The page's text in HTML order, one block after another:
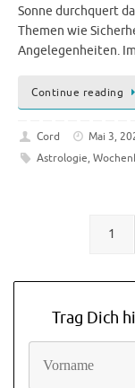
Sonne durchquert
Themen wie
Angelegenheiten.
Continue reading
Cord Mai 3,
Astrologie,
1
Trag Dich